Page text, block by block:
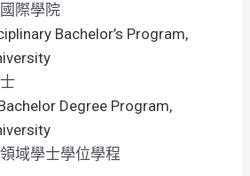
際學院
Bachelor’s Program,
Degree Program,
域學士學位學程